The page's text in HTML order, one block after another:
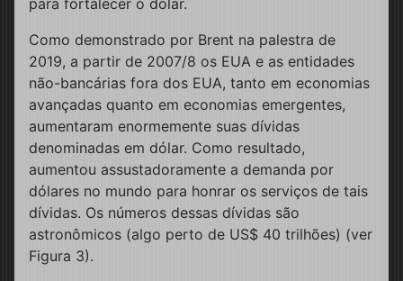
Como demonstrado por Brent na palestra de
2019, a partir de 2007/8 os EUA e as entidades
não-bancárias fora dos EUA, tanto em economias
avançadas quanto em economias emergentes,
aumentaram enormemente suas dívidas
denominadas em dólar. Como resultado,
aumentou assustadoramente a demanda por
dólares no mundo para honrar os serviços de tais
dívidas. Os números dessas dívidas são
astronômicos (algo perto de US$ 40 trilhões) (ver
Figura 3).